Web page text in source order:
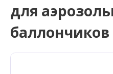
для
баллончиков